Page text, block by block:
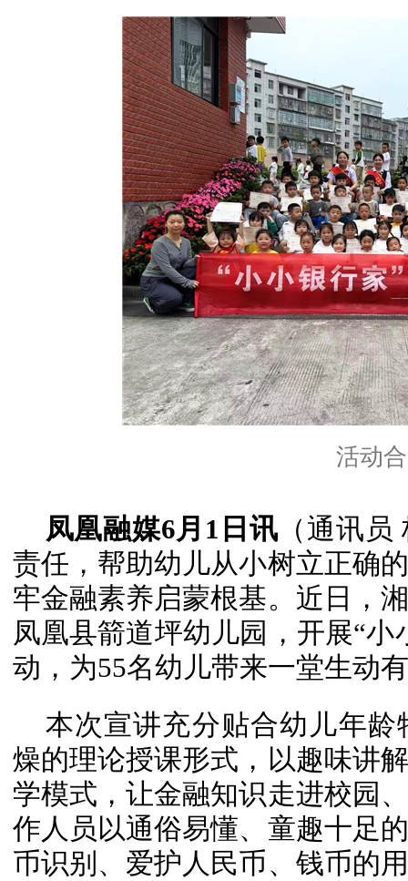
活动
凤凰融媒6月1日讯 （通讯
责任，帮助幼儿从小树立正确
牢金融素养启蒙根基。近日，
凤凰县箭道坪幼儿园，开展“
动，为55名幼儿带来一堂生动
本次宣讲充分贴合幼儿年
燥的理论授课形式，以趣味讲
学模式，让金融知识走进校园
作人员以通俗易懂、童趣十足
币识别、爱护人民币、钱币的